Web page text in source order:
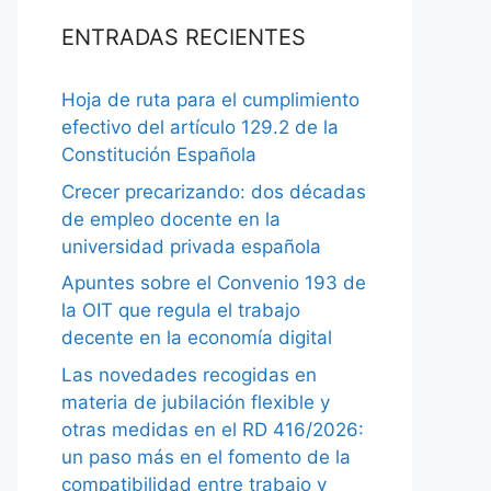
ENTRADAS RECIENTES
Hoja de ruta para el cumplimiento
efectivo del artículo 129.2 de la
Constitución Española
Crecer precarizando: dos décadas
de empleo docente en la
universidad privada española
Apuntes sobre el Convenio 193 de
la OIT que regula el trabajo
decente en la economía digital
Las novedades recogidas en
materia de jubilación flexible y
otras medidas en el RD 416/2026:
un paso más en el fomento de la
compatibilidad entre trabajo y